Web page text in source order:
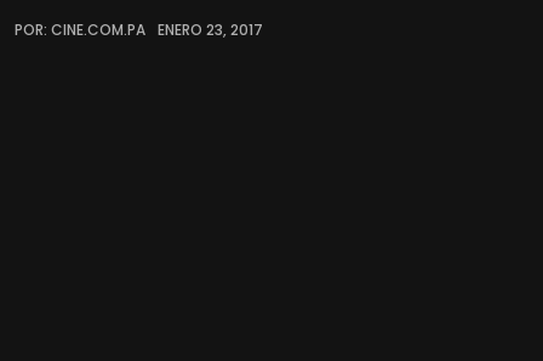
POR: CINE.COM.PA ENERO 23, 2017